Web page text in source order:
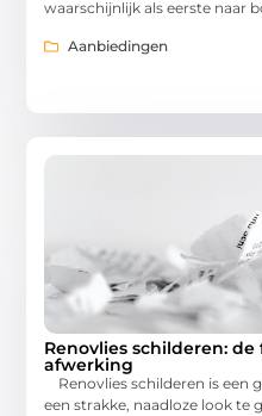
waarschijnlijk als eerste naar
Aanbiedingen
Renovlies schilderen:
afwerking
Renovlies schilderen is een
een strakke, naadloze look te